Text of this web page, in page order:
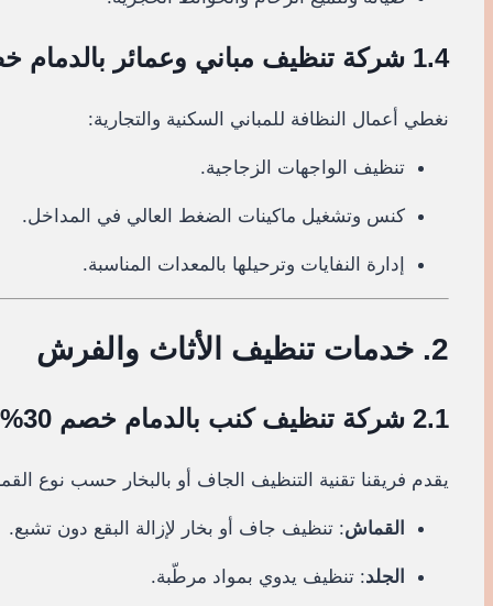
1.4 شركة تنظيف مباني وعمائر بالدمام خصم 30%
نغطي أعمال النظافة للمباني السكنية والتجارية:
تنظيف الواجهات الزجاجية.
كنس وتشغيل ماكينات الضغط العالي في المداخل.
إدارة النفايات وترحيلها بالمعدات المناسبة.
2. خدمات تنظيف الأثاث والفرش
2.1 شركة تنظيف كنب بالدمام خصم 30%
يقدم فريقنا تقنية التنظيف الجاف أو بالبخار حسب نوع
القماش: تنظيف جاف أو بخار لإزالة البقع دون تشبع.
الجلد: تنظيف يدوي بمواد مرطّبة.